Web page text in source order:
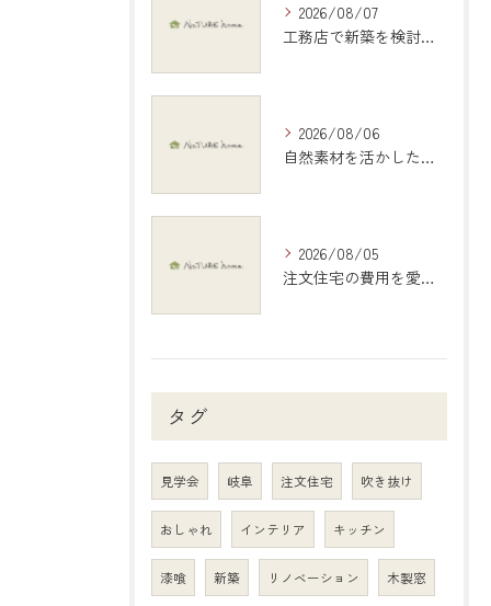
2026/08/07
工務店で新築を検討する際の岐阜県大垣市で後悔しない選び方と比較ポイント
2026/08/06
自然素材を活かしたインテリアで愛知県稲沢市の暮らしを心地よくする選び方ガイド
2026/08/05
注文住宅の費用を愛知県江南市で現実的に把握する具体的シミュレーション
タグ
見学会 岐阜 注文住宅 吹き抜け
おしゃれ インテリア キッチン
漆喰 新築 リノベーション 木製窓